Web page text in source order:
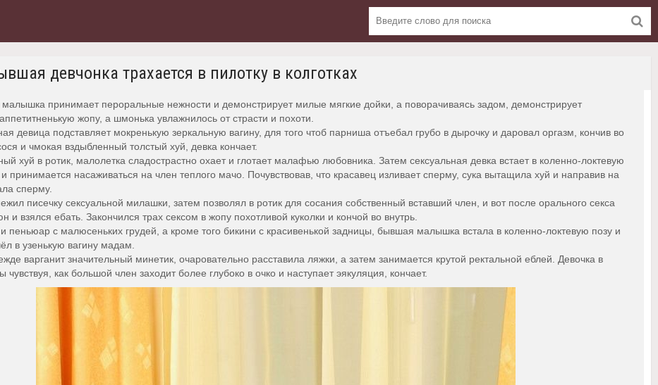
девчонка трахается в пилотку в колготках
принимает пероральные нежности и демонстрирует милые мягкие дойки, а поворачиваясь задом, демонстрирует
жопу, а шмонька увлажнилось от страсти и похоти.
девица подставляет мокренькую зеркальную вагину, для того чтоб парниша отъебал грубо в дырочку и даровал оргазм, кончив во
и чмокая вздыбленный толстый хуй, девка кончает.
хуй в ротик, малолетка сладострастно охает и глотает малафью любовника. Затем сексуальная девка встает в коленно-локтевую
принимается насаживаться на член теплого мачо. Почувствовав, что красавец изливает сперму, сука вытащила хуй и направив на
сперму.
писечку сексуальной милашки, затем позволял в ротик для сосания собственный вставший член, и вот после орального секса
и взялся ебать. Закончился трах сексом в жопу похотливой куколки и кончой во внутрь.
пеньюар с малюсеньких грудей, а кроме того бикини с красивенькой задницы, бывшая малышка встала в коленно-локтевую позу и
в узенькую вагину мадам.
варганит значительный минетик, очаровательно расставила ляжки, а затем занимается крутой ректальной еблей. Девочка в
чувствуя, как большой член заходит более глубоко в очко и наступает эякуляция, кончает.